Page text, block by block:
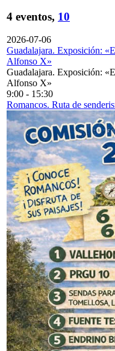
4 eventos, 10
2026-07-06
Guadalajara. Exposición:
Alfonso X»
Guadalajara. Exposición:
Alfonso X»
9:00 - 15:30
Romancos. Ruta de